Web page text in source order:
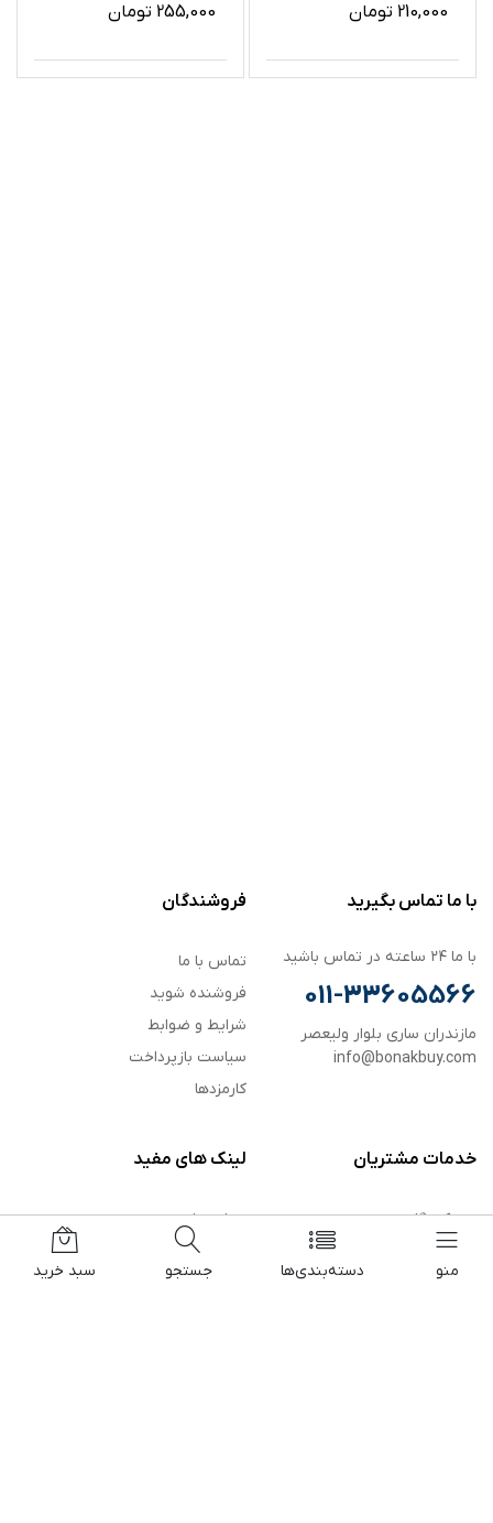
منو دسته‌بندی‌ها جستجو سبد خرید
210,000 تومان 255,000 تومان
با ما تماس بگیرید
با ما ۲۴ ساعته در تماس باشید
011-33605566
مازندران ساری بلوار ولیعصر
info@bonakbuy.com
فروشندگان
تماس با ما
فروشنده شوید
شرایط و ضوابط
سیاست بازپرداخت
کارمزدها
خدمات مشتریان
در یک نگاه
سوالات متداول
سیاست بازپرداخت
لینک های مفید
مغازه ها
ورود فروشنده
پیشنهاد شگفت انگیز